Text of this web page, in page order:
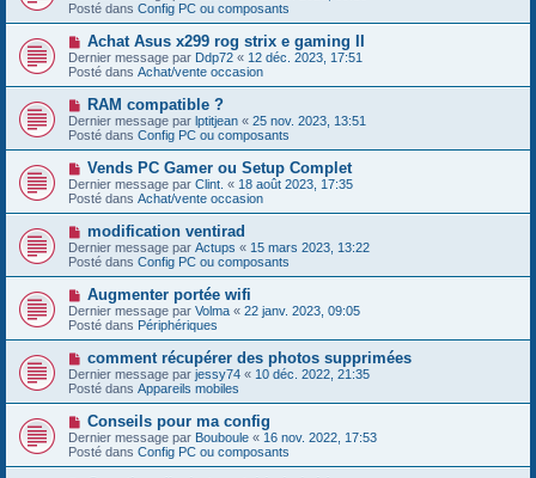
a
g
m
e
s
s
a
g
e
u
v
a
u
m
e
s
a
g
e
Posté dans Config PC ou composants
N
o
u
v
e
a
u
m
e
s
s
a
g
Achat Asus x299 rog strix e gaming II
Dernier message par Ddp72 « 12 déc. 2023, 17:51
Posté dans Achat/vente occasion
N
o
u
v
e
u
m
e
s
s
a
g
RAM compatible ?
Dernier message par lptitjean « 25 nov. 2023, 13:51
Posté dans Config PC ou composants
N
o
u
v
a
u
m
e
s
s
a
g
Vends PC Gamer ou Setup Complet
Dernier message par Clint. « 18 août 2023, 17:35
Posté dans Achat/vente occasion
N
o
u
v
a
u
m
e
s
s
a
g
e
modification ventirad
Dernier message par Actups « 15 mars 2023, 13:22
Posté dans Config PC ou composants
N
o
u
v
a
u
m
e
s
s
a
g
Augmenter portée wifi
Dernier message par Volma « 22 janv. 2023, 09:05
Posté dans Périphériques
N
o
u
v
a
u
m
e
comment récupérer des photos supprimées
Dernier message par jessy74 « 10 déc. 2022, 21:35
Posté dans Appareils mobiles
N
o
u
v
Conseils pour ma config
Dernier message par Bouboule « 16 nov. 2022, 17:53
Posté dans Config PC ou composants